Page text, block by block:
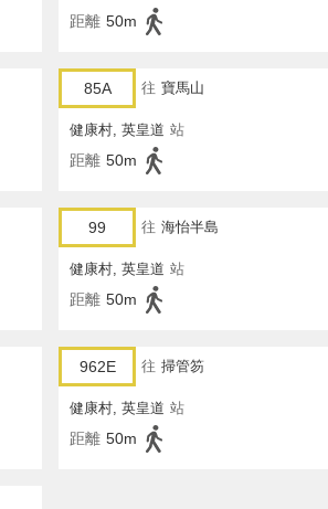
距離 50m
85A 往 寶馬山
健康村, 英皇道 站
距離 50m
99 往 海怡半島
健康村, 英皇道 站
距離 50m
962E 往 掃管笏
健康村, 英皇道 站
距離 50m